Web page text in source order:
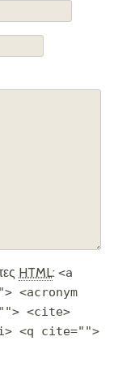
HTML: <a
<cite>
<q cite="">